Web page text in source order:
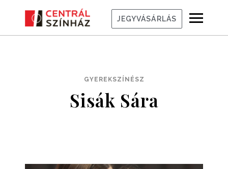
JEGYVÁSÁRLÁS
GYEREKSZÍNÉSZ
Sisák Sára